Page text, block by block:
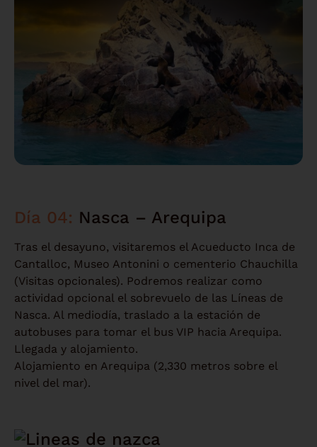
Día 04: Nasca – Arequipa
Tras el desayuno, visitaremos el Acueducto Inca de
Cantalloc, Museo Antonini o cementerio Chauchilla
(Visitas opcionales). Podremos realizar como
actividad opcional el sobrevuelo de las Líneas de
Nasca. Al mediodía, traslado a la estación de
autobuses para tomar el bus VIP hacia Arequipa.
Llegada y alojamiento.
Alojamiento en Arequipa (2,330 metros sobre el
nivel del mar).